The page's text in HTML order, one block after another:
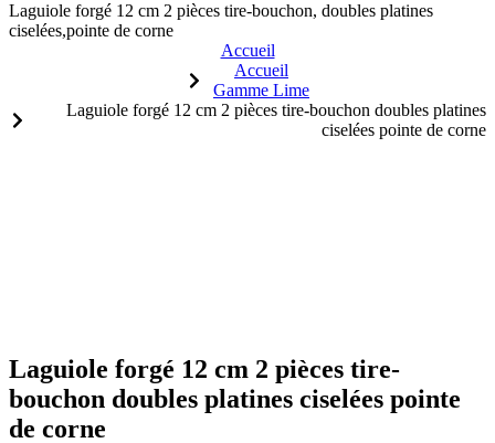
Laguiole forgé 12 cm 2 pièces tire-bouchon, doubles platines
ciselées,pointe de corne
Accueil
Accueil
Gamme Lime
Laguiole forgé 12 cm 2 pièces tire-bouchon doubles platines
ciselées pointe de corne
Laguiole forgé 12 cm 2 pièces tire-
bouchon doubles platines ciselées pointe
de corne